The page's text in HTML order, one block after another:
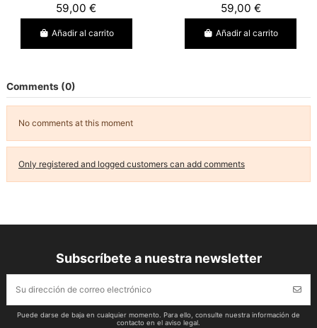
59,00 €
Añadir al carrito
59,00 €
Añadir al carrito
Comments (0)
No comments at this moment
Only registered and logged customers can add comments
Subscríbete a nuestra newsletter
Puede darse de baja en cualquier momento. Para ello, consulte nuestra información de
contacto en el aviso legal.